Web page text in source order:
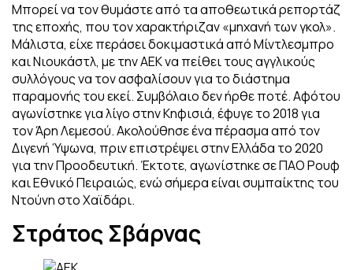
Μπορεί να τον θυμάστε από τα αποθεωτικά ρεπορτάζ
της εποχής, που τον χαρακτήριζαν «μηχανή των γκολ».
Μάλιστα, είχε περάσει δοκιμαστικά από Μίντλεσμπρο
και Νιουκάστλ, με την ΑΕΚ να πείθει τους αγγλικούς
συλλόγους να τον ασφαλίσουν για το διάστημα
παραμονής του εκεί. Συμβόλαιο δεν ήρθε ποτέ. Αφότου
αγωνίστηκε για λίγο στην Κηφισιά, έφυγε το 2018 για
τον Άρη Λεμεσού. Ακολούθησε ένα πέρασμα από τον
Διγενή Ύψωνα, πριν επιστρέψει στην Ελλάδα το 2020
για την Προοδευτική. Έκτοτε, αγωνίστηκε σε ΠΑΟ Ρουφ
και Εθνικό Πειραιώς, ενώ σήμερα είναι συμπαίκτης του
Ντούνη στο Χαϊδάρι.
Στράτος Σβάρνας